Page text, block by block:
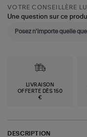
VOTRE CONSEILLÈRE
Une question sur ce
LIVRAISON
OFFERTE DÈS 150
€
DESCRIPTION